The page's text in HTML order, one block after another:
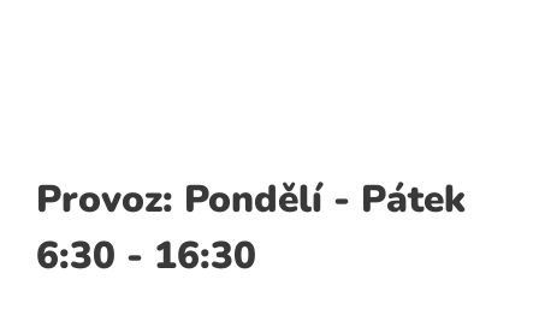
Provoz: Pondělí - Pátek
6:30 - 16:30